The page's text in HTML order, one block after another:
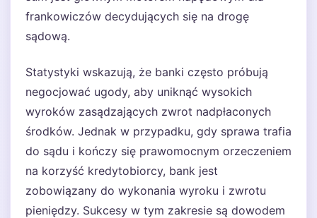
frankowiczów decydujących się na drogę
sądową.
Statystyki wskazują, że banki często próbują
negocjować ugody, aby uniknąć wysokich
wyroków zasądzających zwrot nadpłaconych
środków. Jednak w przypadku, gdy sprawa trafia
do sądu i kończy się prawomocnym orzeczeniem
na korzyść kredytobiorcy, bank jest
zobowiązany do wykonania wyroku i zwrotu
pieniędzy. Sukcesy w tym zakresie są dowodem